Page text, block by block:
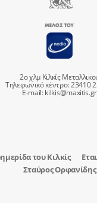
2ο χλμ Κιλκίς
Τηλεφωνικό κέντρο: 23410
E-mail:kilkis@maxitis.gr
του Κιλκίς
Σταύρος Ορφανίδης